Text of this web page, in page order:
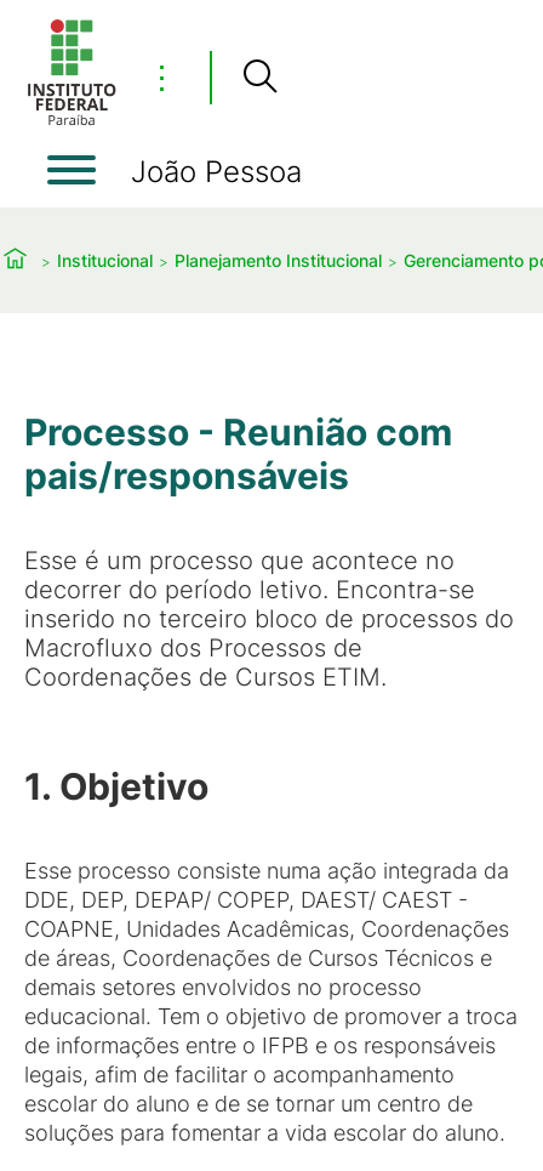
⋮
João Pessoa
Institucional Planejamento Institucional Gerenciamento
Processo - Reunião com
pais/responsáveis
Esse é um processo que acontece no
decorrer do período letivo. Encontra-se
inserido no terceiro bloco de processos do
Macrofluxo dos Processos de
Coordenações de Cursos ETIM.
1. Objetivo
Esse processo consiste numa ação integrada da
DDE, DEP, DEPAP/ COPEP, DAEST/ CAEST -
COAPNE, Unidades Acadêmicas, Coordenações
de áreas, Coordenações de Cursos Técnicos e
demais setores envolvidos no processo
educacional. Tem o objetivo de promover a troca
de informações entre o IFPB e os responsáveis
legais, afim de facilitar o acompanhamento
escolar do aluno e de se tornar um centro de
soluções para fomentar a vida escolar do aluno.